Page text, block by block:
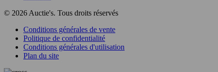
© 2026 Auctie's. Tous droits réservés
Conditions générales de vente
Politique de confidentialité
Conditions générales d'utilisation
Plan du site